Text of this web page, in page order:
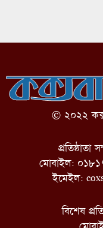
© ২০২২
মোবাইল:
ইমেইল:
বিশেষ